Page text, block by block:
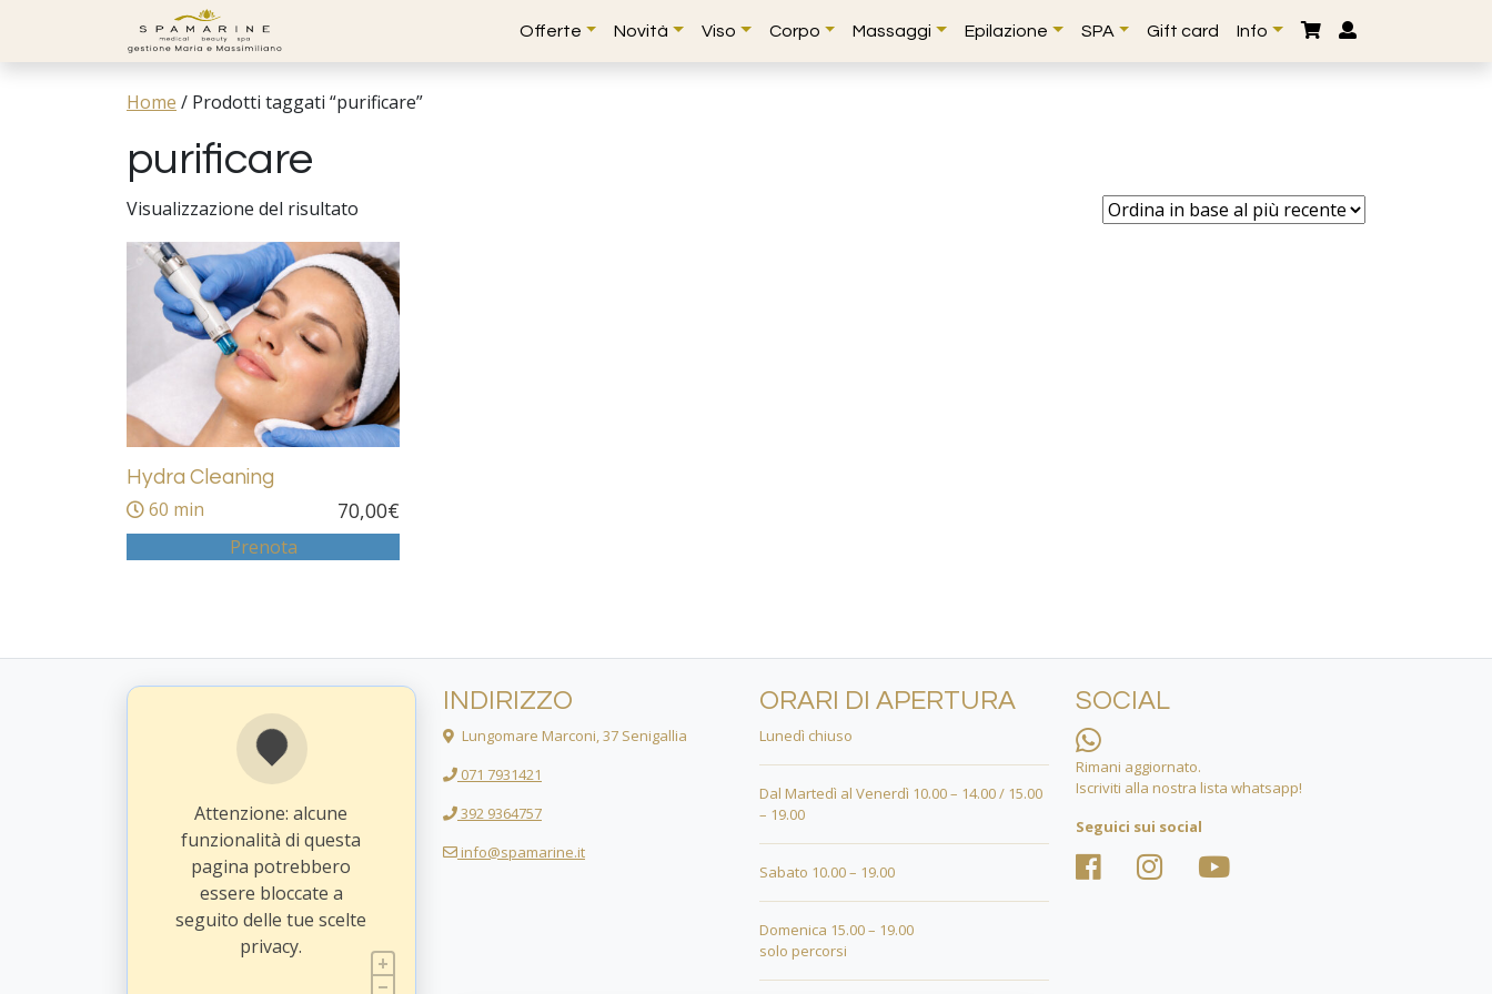
Offerte Novità Viso Corpo Massaggi Epilazione SPA Gift card Info
Home / Prodotti taggati “purificare”
purificare
Visualizzazione del risultato
Hydra Cleaning
60 min 70,00€
Prenota
Attenzione: alcune
funzionalità di questa
pagina potrebbero
essere bloccate a
seguito delle tue scelte
privacy.
INDIRIZZO
Lungomare Marconi, 37 Senigallia
071 7931421
392 9364757
info@spamarine.it
ORARI DI APERTURA
Lunedì chiuso
Dal Martedì al Venerdì 10.00 – 14.00 / 15.00
– 19.00
Sabato 10.00 – 19.00
Domenica 15.00 – 19.00
solo percorsi
SOCIAL
Rimani aggiornato.
Iscriviti alla nostra lista whatsapp!
Seguici sui social